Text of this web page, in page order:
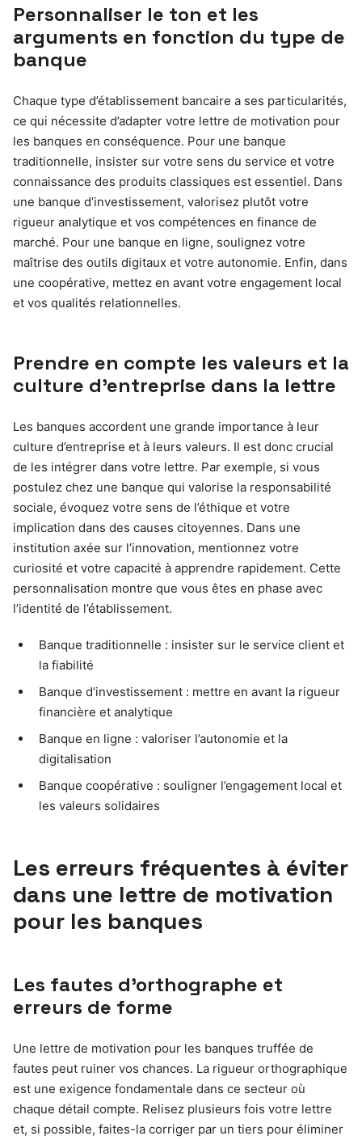
Personnaliser le ton et les
arguments en fonction du type de
banque
Chaque type d’établissement bancaire a ses particularités,
ce qui nécessite d’adapter votre lettre de motivation pour
les banques en conséquence. Pour une banque
traditionnelle, insister sur votre sens du service et votre
connaissance des produits classiques est essentiel. Dans
une banque d’investissement, valorisez plutôt votre
rigueur analytique et vos compétences en finance de
marché. Pour une banque en ligne, soulignez votre
maîtrise des outils digitaux et votre autonomie. Enfin, dans
une coopérative, mettez en avant votre engagement local
et vos qualités relationnelles.
Prendre en compte les valeurs et la
culture d’entreprise dans la lettre
Les banques accordent une grande importance à leur
culture d’entreprise et à leurs valeurs. Il est donc crucial
de les intégrer dans votre lettre. Par exemple, si vous
postulez chez une banque qui valorise la responsabilité
sociale, évoquez votre sens de l’éthique et votre
implication dans des causes citoyennes. Dans une
institution axée sur l’innovation, mentionnez votre
curiosité et votre capacité à apprendre rapidement. Cette
personnalisation montre que vous êtes en phase avec
l’identité de l’établissement.
Banque traditionnelle : insister sur le service client et
la fiabilité
Banque d’investissement : mettre en avant la rigueur
financière et analytique
Banque en ligne : valoriser l’autonomie et la
digitalisation
Banque coopérative : souligner l’engagement local et
les valeurs solidaires
Les erreurs fréquentes à éviter
dans une lettre de motivation
pour les banques
Les fautes d’orthographe et
erreurs de forme
Une lettre de motivation pour les banques truffée de
fautes peut ruiner vos chances. La rigueur orthographique
est une exigence fondamentale dans ce secteur où
chaque détail compte. Relisez plusieurs fois votre lettre
et, si possible, faites-la corriger par un tiers pour éliminer